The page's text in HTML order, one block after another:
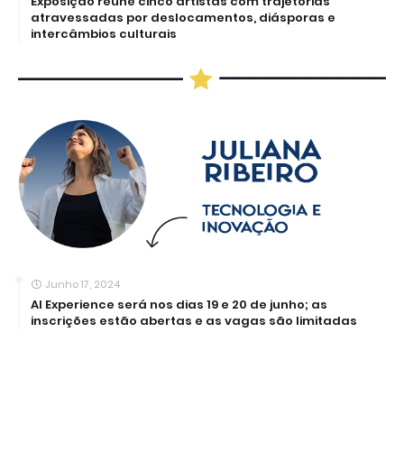
atravessadas por deslocamentos, diásporas e
intercâmbios culturais
Junho 17, 2024
AI Experience será nos dias 19 e 20 de junho; as
inscrições estão abertas e as vagas são limitadas